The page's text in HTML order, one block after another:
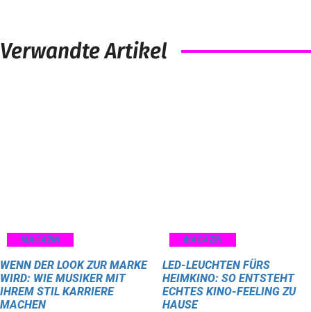
Verwandte Artikel
MAGAZIN
WENN DER LOOK ZUR MARKE
WIRD: WIE MUSIKER MIT
IHREM STIL KARRIERE
MACHEN
MAGAZIN
LED-LEUCHTEN FÜRS
HEIMKINO: SO ENTSTEHT
ECHTES KINO-FEELING ZU
HAUSE